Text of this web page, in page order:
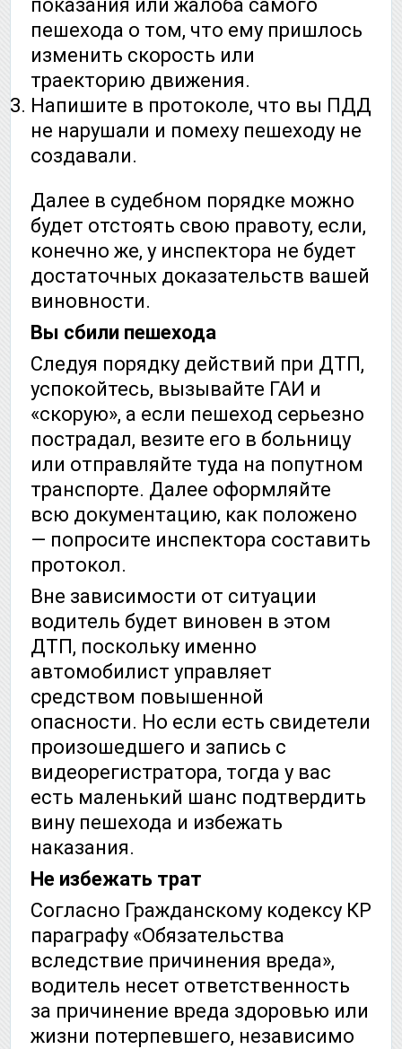
показания или жалоба самого
пешехода о том, что ему пришлось
изменить скорость или
траекторию движения.
Напишите в протоколе, что вы ПДД
не нарушали и помеху пешеходу не
создавали.
Далее в судебном порядке можно
будет отстоять свою правоту, если,
конечно же, у инспектора не будет
достаточных доказательств вашей
виновности.
Вы сбили пешехода
Следуя порядку действий при ДТП,
успокойтесь, вызывайте ГАИ и
«скорую», а если пешеход серьезно
пострадал, везите его в больницу
или отправляйте туда на попутном
транспорте. Далее оформляйте
всю документацию, как положено
— попросите инспектора составить
протокол.
Вне зависимости от ситуации
водитель будет виновен в этом
ДТП, поскольку именно
автомобилист управляет
средством повышенной
опасности. Но если есть свидетели
произошедшего и запись с
видеорегистратора, тогда у вас
есть маленький шанс подтвердить
вину пешехода и избежать
наказания.
Не избежать трат
Согласно Гражданскому кодексу КР
параграфу «Обязательства
вследствие причинения вреда»,
водитель несет ответственность
за причинение вреда здоровью или
жизни потерпевшего, независимо